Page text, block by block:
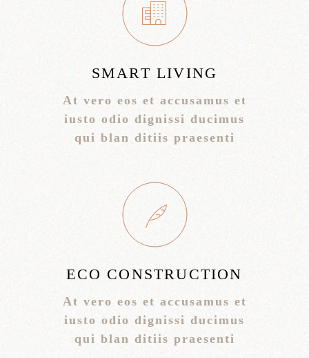
SMART LIVING
At vero eos et accusamus et
iusto odio dignissi ducimus
qui blan ditiis praesenti
ECO CONSTRUCTION
At vero eos et accusamus et
iusto odio dignissi ducimus
qui blan ditiis praesenti